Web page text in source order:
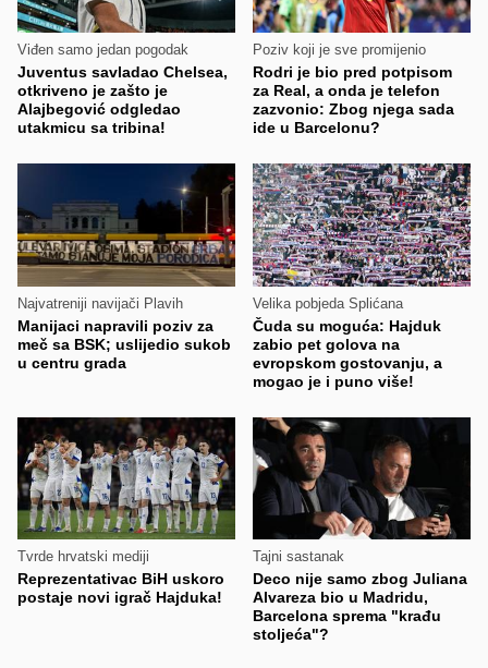
Viđen samo jedan pogodak
Juventus savladao Chelsea,
otkriveno je zašto je
Alajbegović odgledao
utakmicu sa tribina!
Poziv koji je sve promijenio
Rodri je bio pred potpisom
za Real, a onda je telefon
zazvonio: Zbog njega sada
ide u Barcelonu?
Najvatreniji navijači Plavih
Manijaci napravili poziv za
meč sa BSK; uslijedio sukob
u centru grada
Velika pobjeda Splićana
Čuda su moguća: Hajduk
zabio pet golova na
evropskom gostovanju, a
mogao je i puno više!
Tvrde hrvatski mediji
Reprezentativac BiH uskoro
postaje novi igrač Hajduka!
Tajni sastanak
Deco nije samo zbog Juliana
Alvareza bio u Madridu,
Barcelona sprema "krađu
stoljeća"?